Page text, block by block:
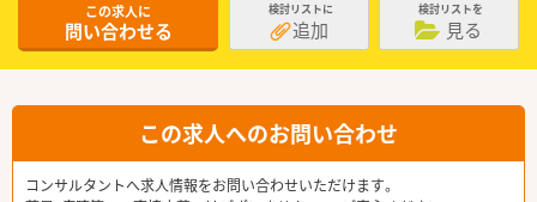
この求人に
問い合わせる
検討リストに
追加
検討リストを
見る
この求人へのお問い合わせ
コンサルタントへ求人情報をお問い合わせいただけます。